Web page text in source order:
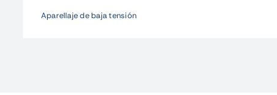
/
Aparellaje de baja tensión